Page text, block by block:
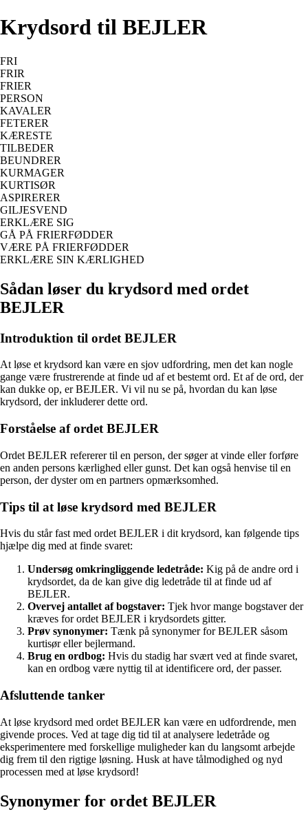
Krydsord til BEJLER
FRI
FRIR
FRIER
PERSON
KAVALER
FETERER
KÆRESTE
TILBEDER
BEUNDRER
KURMAGER
KURTISØR
ASPIRERER
GILJESVEND
ERKLÆRE SIG
GÅ PÅ FRIERFØDDER
VÆRE PÅ FRIERFØDDER
ERKLÆRE SIN KÆRLIGHED
Sådan løser du krydsord med ordet
BEJLER
Introduktion til ordet BEJLER
At løse et krydsord kan være en sjov udfordring, men det kan nogle
gange være frustrerende at finde ud af et bestemt ord. Et af de ord, der
kan dukke op, er BEJLER. Vi vil nu se på, hvordan du kan løse
krydsord, der inkluderer dette ord.
Forståelse af ordet BEJLER
Ordet BEJLER refererer til en person, der søger at vinde eller forføre
en anden persons kærlighed eller gunst. Det kan også henvise til en
person, der dyster om en partners opmærksomhed.
Tips til at løse krydsord med BEJLER
Hvis du står fast med ordet BEJLER i dit krydsord, kan følgende tips
hjælpe dig med at finde svaret:
Undersøg omkringliggende ledetråde: Kig på de andre ord i
krydsordet, da de kan give dig ledetråde til at finde ud af
BEJLER.
Overvej antallet af bogstaver: Tjek hvor mange bogstaver der
kræves for ordet BEJLER i krydsordets gitter.
Prøv synonymer: Tænk på synonymer for BEJLER såsom
kurtisør eller bejlermand.
Brug en ordbog: Hvis du stadig har svært ved at finde svaret,
kan en ordbog være nyttig til at identificere ord, der passer.
Afsluttende tanker
At løse krydsord med ordet BEJLER kan være en udfordrende, men
givende proces. Ved at tage dig tid til at analysere ledetråde og
eksperimentere med forskellige muligheder kan du langsomt arbejde
dig frem til den rigtige løsning. Husk at have tålmodighed og nyd
processen med at løse krydsord!
Synonymer for ordet BEJLER